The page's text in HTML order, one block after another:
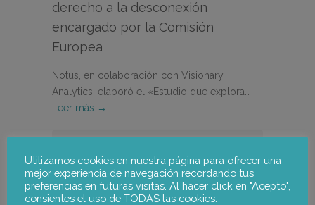
derecho a la desconexión
encargado por la Comisión
Europea
Notus, en colaboración con Visionary
Analytics, elaboró el «Estudio que explora…
Leer más →
Noticias
Utilizamos cookies en nuestra página para ofrecer una
mejor experiencia de navegación recordando tus
preferencias en futuras visitas. Al hacer click en "Acepto",
consientes el uso de TODAS las cookies.